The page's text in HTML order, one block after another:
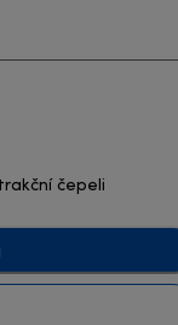
čepeli